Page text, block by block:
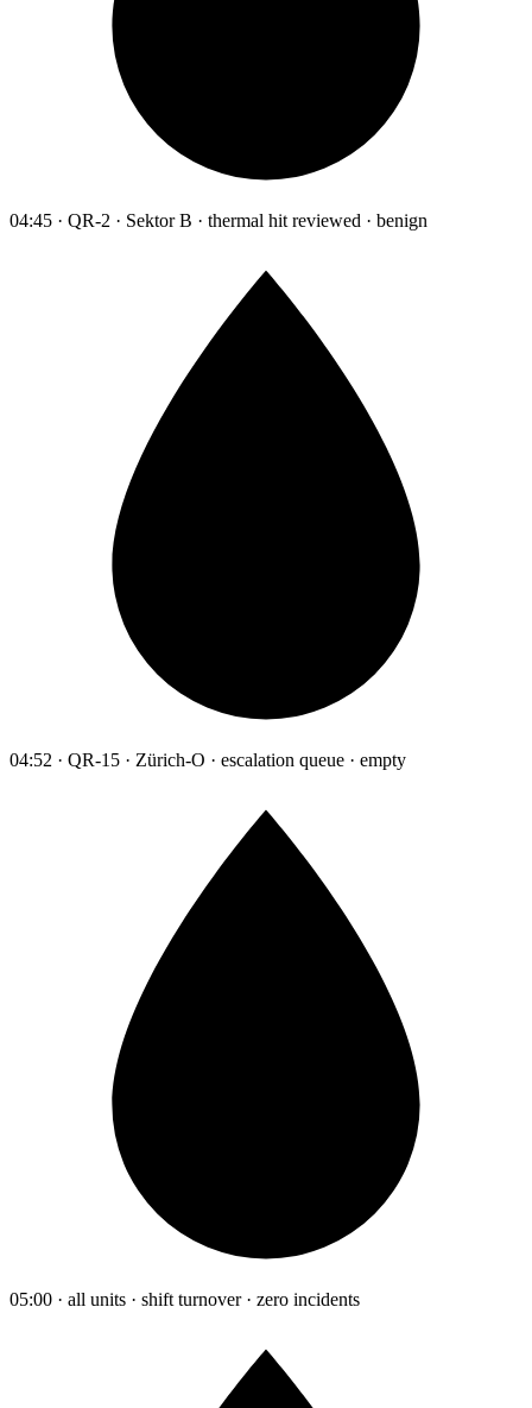
04:45 · QR-2 · Sektor B · thermal hit reviewed · benign
04:52 · QR-15 · Zürich-O · escalation queue · empty
05:00 · all units · shift turnover · zero incidents